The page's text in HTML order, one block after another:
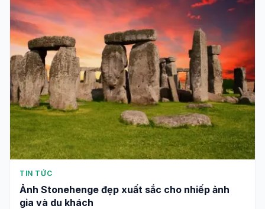
TIN TỨC
Ảnh Stonehenge đẹp xuất sắc cho nhiếp ảnh
gia và du khách